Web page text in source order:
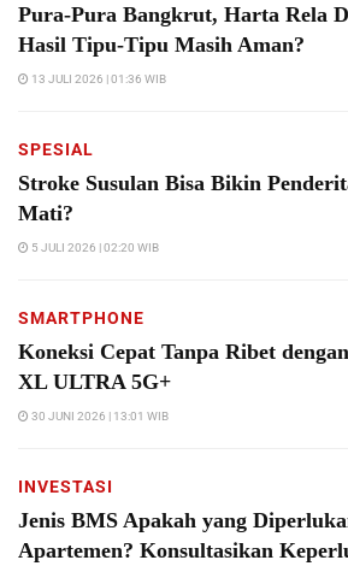
Pura-Pura Bangkrut, Harta Rela
Hasil Tipu-Tipu Masih Aman?
13 JULI 2026 | 01:36 WIB
SPESIAL
Stroke Susulan Bisa Bikin
Mati?
5 JULI 2026 | 02:20 WIB
SMARTPHONE
Koneksi Cepat Tanpa Ribet
XL ULTRA 5G+
30 JUNI 2026 | 13:01 WIB
INVESTASI
Jenis BMS Apakah yang
Apartemen? Konsultasikan